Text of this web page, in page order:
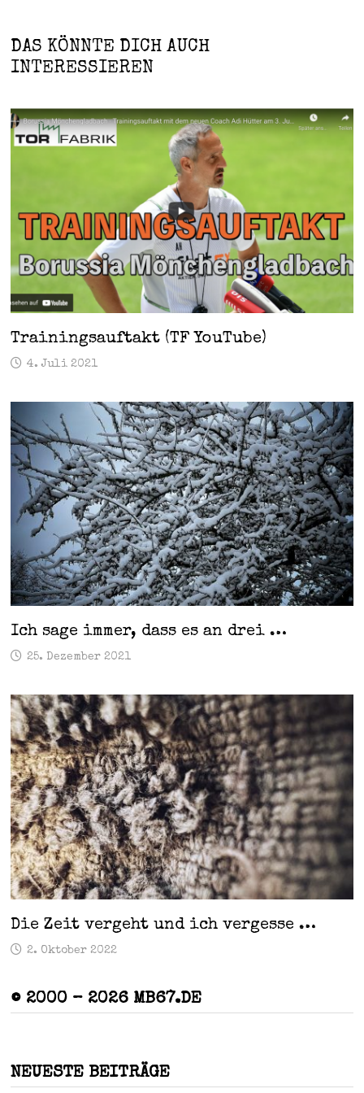
DAS KÖNNTE DICH AUCH
INTERESSIEREN
Trainingsauftakt (TF YouTube)
4. Juli 2021
Ich sage immer, dass es an drei …
25. Dezember 2021
Die Zeit vergeht und ich vergesse …
2. Oktober 2022
© 2000 – 2026 MB67.DE
NEUESTE BEITRÄGE